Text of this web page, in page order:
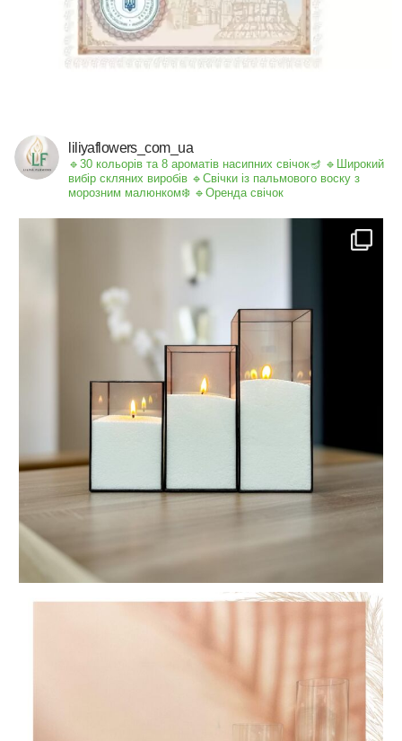
liliyaflowers_com_ua
🔹30 кольорів та 8 ароматів насипних свічок🪔 🔹Широкий
вибір скляних виробів 🔹Свічки із пальмового воску з
морозним малюнком❄️ 🔹Оренда свічок